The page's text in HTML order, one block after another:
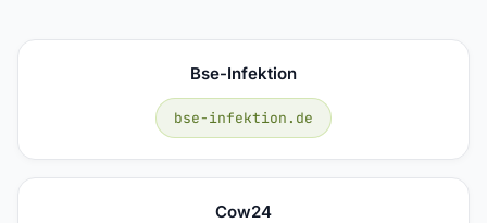
Bse-Infektion
bse-infektion.de
Cow24